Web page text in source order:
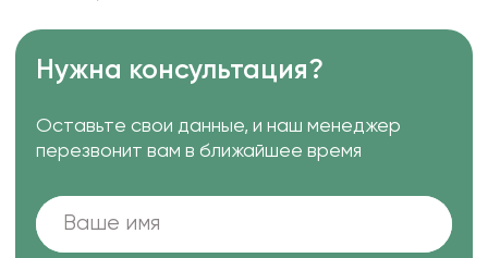
Нужна консультация?
Оставьте свои данные, и наш менеджер
перезвонит вам в ближайшее время